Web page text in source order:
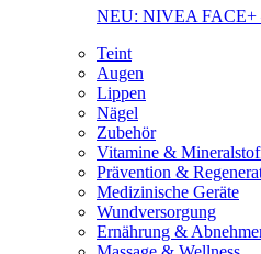
NEU: NIVEA FACE+
Teint
Augen
Lippen
Nägel
Zubehör
Vitamine &
Prävention &
Medizinische Geräte
Wundversorgung
Ernährung &